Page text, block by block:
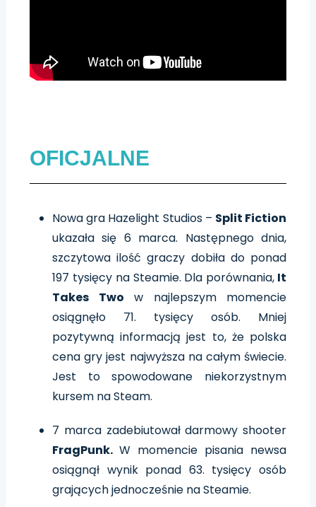
OFICJALNE
Nowa gra Hazelight Studios – Split Fiction
ukazała się 6 marca. Następnego dnia,
szczytowa ilość graczy dobiła do ponad
197 tysięcy na Steamie. Dla porównania, It
Takes Two w najlepszym momencie
osiągnęło 71. tysięcy osób. Mniej
pozytywną informacją jest to, że polska
cena gry jest najwyższa na całym świecie.
Jest to spowodowane niekorzystnym
kursem na Steam.
7 marca zadebiutował darmowy shooter
FragPunk. W momencie pisania newsa
osiągnął wynik ponad 63. tysięcy osób
grających jednocześnie na Steamie.